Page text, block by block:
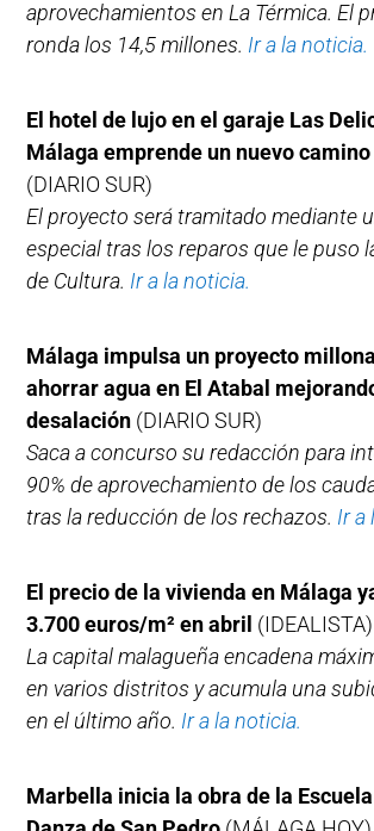
aprovechamientos en La Térmica. El
ronda los 14,5 millones. Ir a la noticia.
El hotel de lujo en el garaje Las
Málaga emprende un nuevo
(DIARIO SUR)
El proyecto será tramitado mediante
especial tras los reparos que le puso
de Cultura. Ir a la noticia.
Málaga impulsa un proyecto
ahorrar agua en El Atabal
desalación (DIARIO SUR)
Saca a concurso su redacción para
90% de aprovechamiento de los
tras la reducción de los rechazos. Ir a
El precio de la vivienda en Málaga
3.700 euros/m² en abril (IDEALISTA)
La capital malagueña encadena
en varios distritos y acumula una
en el último año. Ir a la noticia.
Marbella inicia la obra de la